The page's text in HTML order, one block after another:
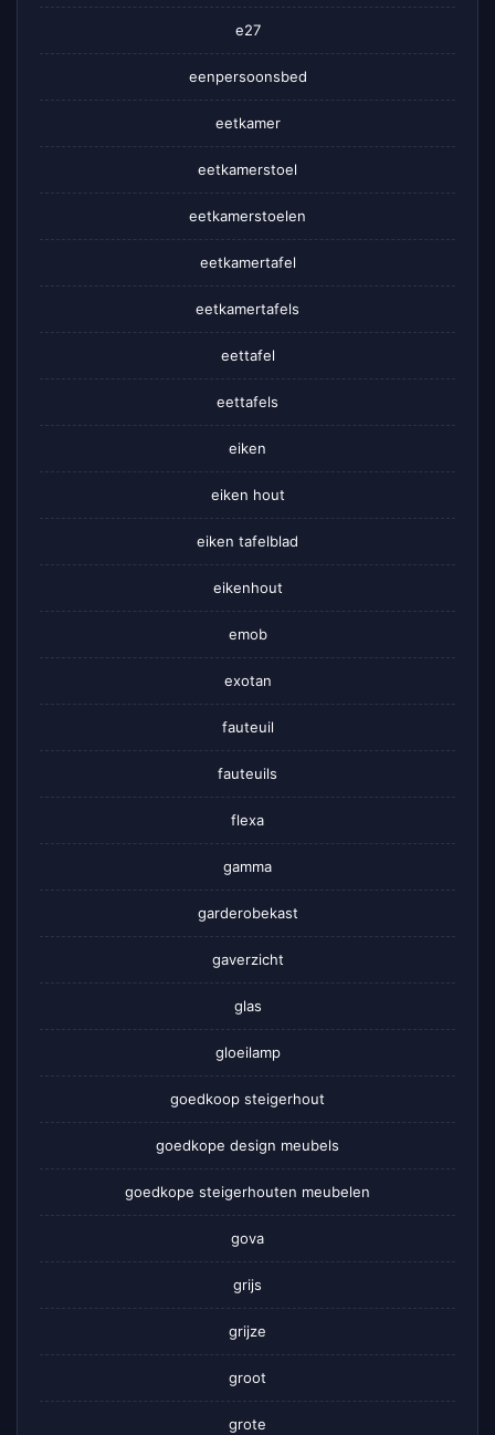
e27
eenpersoonsbed
eetkamer
eetkamerstoel
eetkamerstoelen
eetkamertafel
eetkamertafels
eettafel
eettafels
eiken
eiken hout
eiken tafelblad
eikenhout
emob
exotan
fauteuil
fauteuils
flexa
gamma
garderobekast
gaverzicht
glas
gloeilamp
goedkoop steigerhout
goedkope design meubels
goedkope steigerhouten meubelen
gova
grijs
grijze
groot
grote